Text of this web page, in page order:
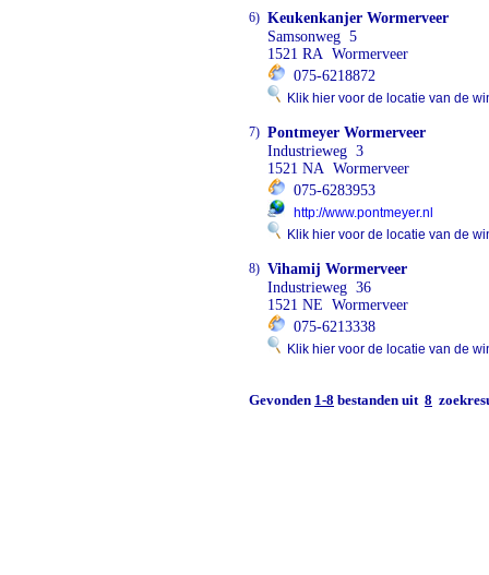
6) Keukenkanjer Wormerveer
Samsonweg 5
1521 RA Wormerveer
075-6218872
Klik hier voor de locatie van de
7) Pontmeyer Wormerveer
Industrieweg 3
1521 NA Wormerveer
075-6283953
http://www.pontmeyer.nl
Klik hier voor de locatie van de
8) Vihamij Wormerveer
Industrieweg 36
1521 NE Wormerveer
075-6213338
Klik hier voor de locatie van de
Gevonden 1-8 bestanden uit 8